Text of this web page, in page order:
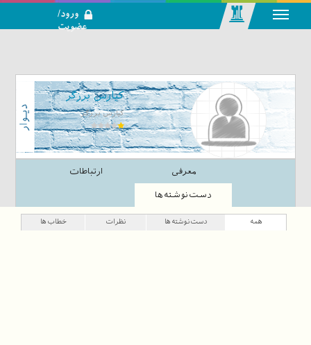
تحلیلی بازار
سرمایه
ورود/
عضویت
کیارس برزگر
کیارس برزگر
معرفی ارتباطات
دست‌نوشته‌ها
همه دست‌نوشته‌ها نظرات خطاب‌ها